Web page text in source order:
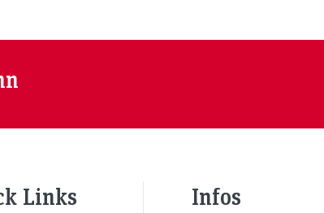
Links Infos